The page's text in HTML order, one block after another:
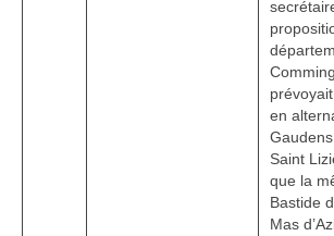
en
Saint
que la
Bastide
Mas